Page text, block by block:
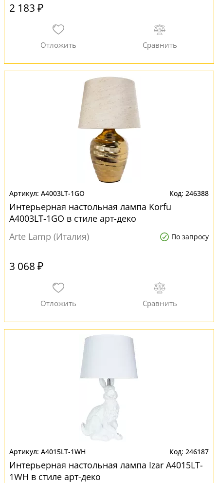
2 183 ₽
A4003LT-1GO 246388
Интерьерная настольная лампа Korfu
A4003LT-1GO в стиле арт-деко
Arte Lamp (Италия)
По запросу
3 068 ₽
A4015LT-1WH 246187
Интерьерная настольная лампа Izar A4015LT-
1WH в стиле арт-деко